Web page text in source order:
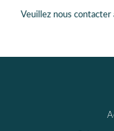
Veuillez nous